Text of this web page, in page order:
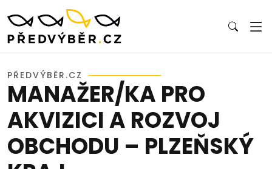
PŘEDVÝBĚR.CZ
MANAŽER/KA PRO
AKVIZICI A ROZVOJ
OBCHODU – PLZEŇSKÝ